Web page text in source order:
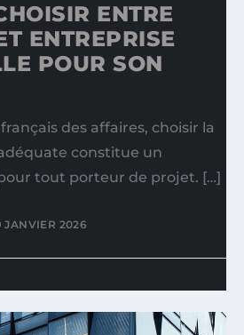
ENTRE
ENTREPRISE
POUR SON
des affaires, choisir la
constitue un
tout porteur de projet. […]
JANVIER 2026